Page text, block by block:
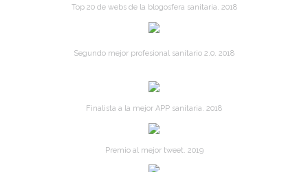
Top 20 de webs de la blogosfera sanitaria. 2018
Segundo mejor profesional sanitario 2.0. 2018
Finalista a la mejor APP sanitaria. 2018
Premio al mejor tweet. 2019